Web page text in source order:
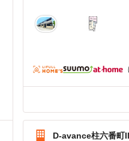
D-avance柱六番町